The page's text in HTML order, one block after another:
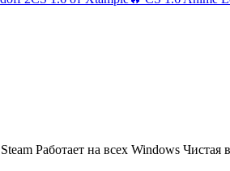
Работает на всех Windows Чистая